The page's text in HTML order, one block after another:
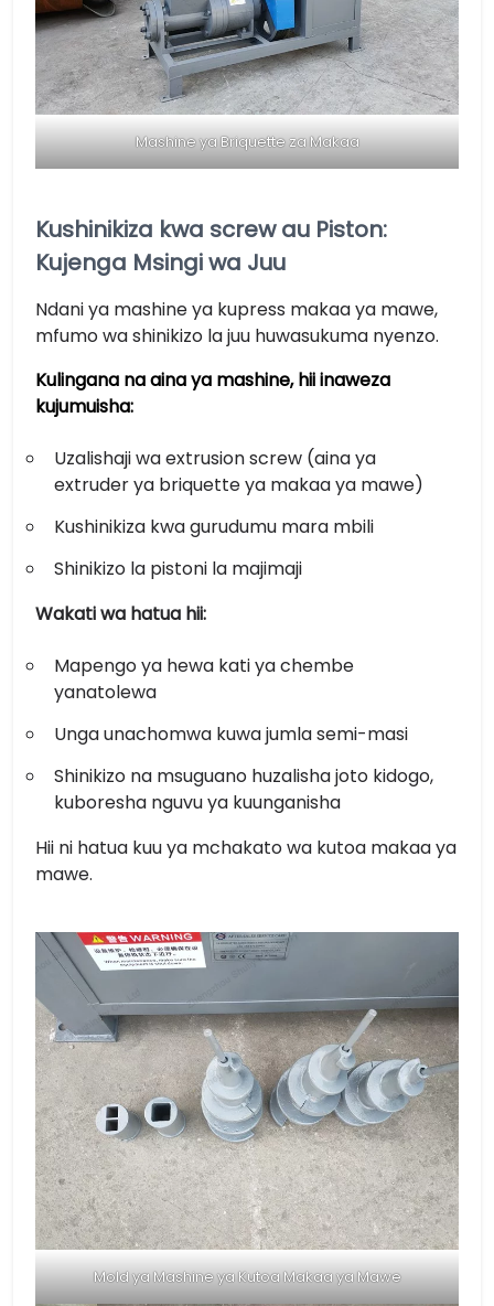
Mashine ya Briquette za Makaa
Kushinikiza kwa screw au Piston:
Kujenga Msingi wa Juu
Ndani ya mashine ya kupress makaa ya mawe,
mfumo wa shinikizo la juu huwasukuma nyenzo.
Kulingana na aina ya mashine, hii inaweza
kujumuisha:
Uzalishaji wa extrusion screw (aina ya
extruder ya briquette ya makaa ya mawe)
Kushinikiza kwa gurudumu mara mbili
Shinikizo la pistoni la majimaji
Wakati wa hatua hii:
Mapengo ya hewa kati ya chembe
yanatolewa
Unga unachomwa kuwa jumla semi-masi
Shinikizo na msuguano huzalisha joto kidogo,
kuboresha nguvu ya kuunganisha
Hii ni hatua kuu ya mchakato wa kutoa makaa ya
mawe.
Mold ya Mashine ya Kutoa Makaa ya Mawe